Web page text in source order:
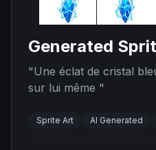
Generated
"Une éclat de cristal
sur lui même "
Sprite Art AI Generated